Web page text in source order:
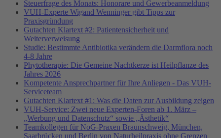
Steuerfrage des Monats: Honorare und Gewerbeanmeldung
VUH-Experte Wigand Wenninger gibt Tipps zur
Praxisgründung
Gutachten Klartext #2: Patientensicherheit und
Weiterverweisung
Studie: Bestimmte Antibiotika verändern die Darmflora noch
4-8 Jahre
Phytotherapie: Die Gemeine Nachtkerze ist Heilpflanze des
Jahres 2026
Kompetente Ansprechpartner für Ihre Anliegen - Das VUH-
Serviceteam
Gutachten Klartext #1: Was die Daten zur Ausbildung zeigen
VUH-Service: Zwei neue Experten-Foren ab 1. März –
„Werbung und Datenschutz“ sowie „Ästhetik“
Teamkollegen für NoG-Praxen Braunschweig, München,
Saarbrücken und Berlin von Naturheilpraxis ohne Grenzen